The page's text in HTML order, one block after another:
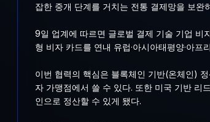
잡한 중개 단계를 거치는 전통 결제망을 보완
9일 업계에 따르면 글로벌 결제 기술 기업 비
형 비자 카드를 연내 유럽·아시아태평양·아
이번 협력의 핵심은 블록체인 기반(온체인)
자 가맹점에서 쓸 수 있다. 또한 미국 기반 리
인으로 정산할 수 있게 됐다.